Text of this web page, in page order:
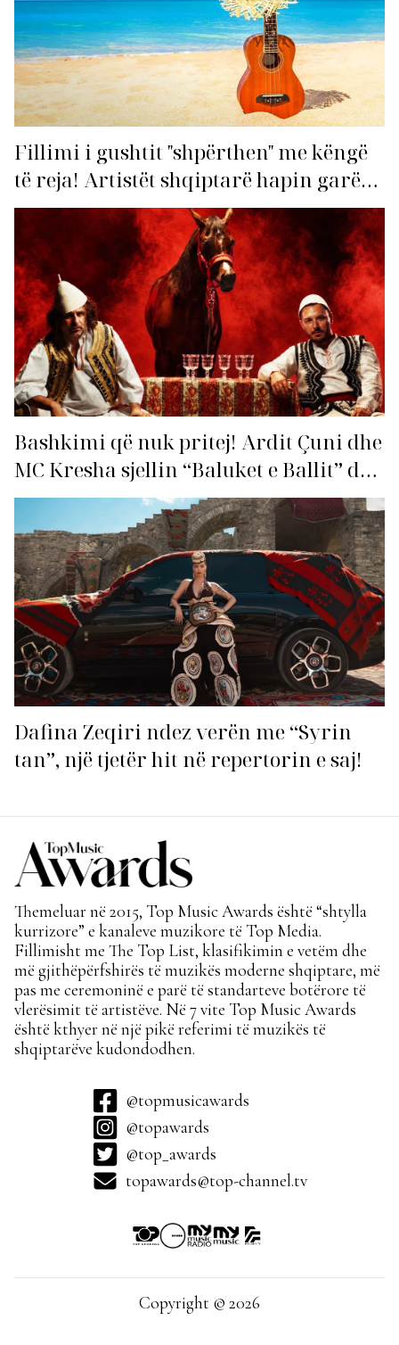
Fillimi i gushtit "shpërthen" me këngë
të reja! Artistët shqiptarë hapin garën
për hitin e verës!
Bashkimi që nuk pritej! Ardit Çuni dhe
MC Kresha sjellin “Baluket e Ballit” dhe
ndezin rrjetin!
Dafina Zeqiri ndez verën me “Syrin
tan”, një tjetër hit në repertorin e saj!
Themeluar në 2015, Top Music Awards është “shtylla
kurrizore” e kanaleve muzikore të Top Media.
Fillimisht me The Top List, klasifikimin e vetëm dhe
më gjithëpërfshirës të muzikës moderne shqiptare, më
pas me ceremoninë e parë të standarteve botërore të
vlerësimit të artistëve. Në 7 vite Top Music Awards
është kthyer në një pikë referimi të muzikës të
shqiptarëve kudondodhen.
@topmusicawards
@topawards
@top_awards
topawards@top-channel.tv
Copyright © 2026